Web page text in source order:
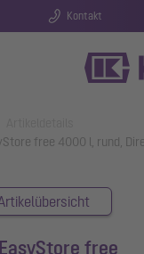
Kontakt
free 4000 l, rund,
free